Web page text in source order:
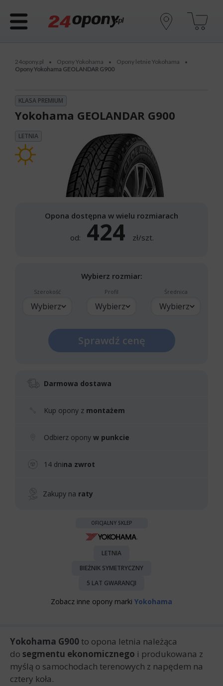
24opony.pl • Opony Yokohama • Opony letnie Yokohama •
Opony Yokohama GEOLANDAR G900
KLASA PREMIUM
Yokohama GEOLANDAR G900
LETNIA
Opona dostępna w wielu rozmiarach
od: 424 zł/szt.
Wybierz rozmiar:
Szerokość
Wybierz
Profil
Wybierz
Średnica
Wybierz
Sprawdź cenę
Darmowa dostawa
Kup opony z montażem
Odbierz opony w punkcie
14 dnina zwrot
Zakupy na raty
OFICJALNY SKLEP
LETNIA
BIEŻNIK SYMETRYCZNY
5 LAT GWARANCJI
Zobacz inne opony marki Yokohama
Yokohama G900 to opona letnia należąca
do segmentu ekonomicznego i produkowana z
myślą o samochodach terenowych z napędem na
cztery koła.